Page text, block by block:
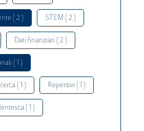
( 2 ) STEM ( 2 )
Dati finanziari ( 2 )
( 1 )
( 1 ) Repertori ( 1 )
( 1 )